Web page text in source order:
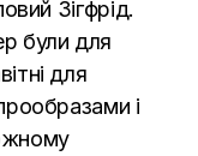
Зігфрід.
були для
для
і